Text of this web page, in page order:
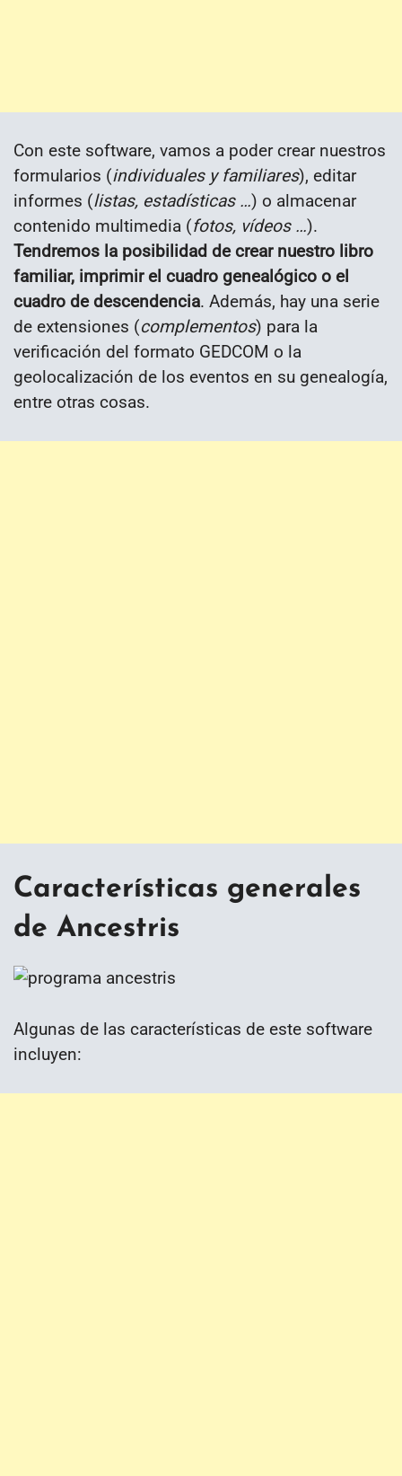
Con este software, vamos a poder crear nuestros
formularios (individuales y familiares), editar
informes (listas, estadísticas …) o almacenar
contenido multimedia (fotos, vídeos …).
Tendremos la posibilidad de crear nuestro libro
familiar, imprimir el cuadro genealógico o el
cuadro de descendencia. Además, hay una serie
de extensiones (complementos) para la
verificación del formato GEDCOM o la
geolocalización de los eventos en su genealogía,
entre otras cosas.
Características generales
de Ancestris
Algunas de las características de este software
incluyen: